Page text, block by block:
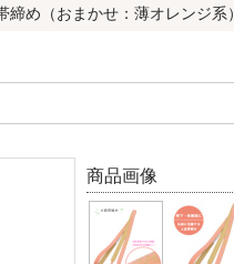
締め（おまかせ：薄オレンジ
商品画像